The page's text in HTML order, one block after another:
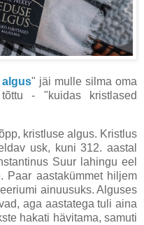
algus" jäi mulle silma oma
- "kuidas kristlased
kristluse algus. Kristlus
usk, kuni 312. aastal
Suur lahingu eel
Paar aastakümmet hiljem
ainuusuks. Alguses
aga aastatega tuli aina
hakati hävitama, samuti